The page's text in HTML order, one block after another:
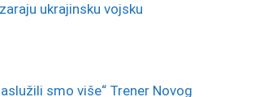
ukrajinsku vojsku
smo više“ Trener Novog